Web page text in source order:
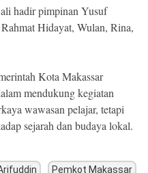
hadir pimpinan Yusuf
Hidayat, Wulan, Rina,
Kota Makassar
mendukung kegiatan
wawasan pelajar, tetapi
sejarah dan budaya lokal.
Pemkot Makassar